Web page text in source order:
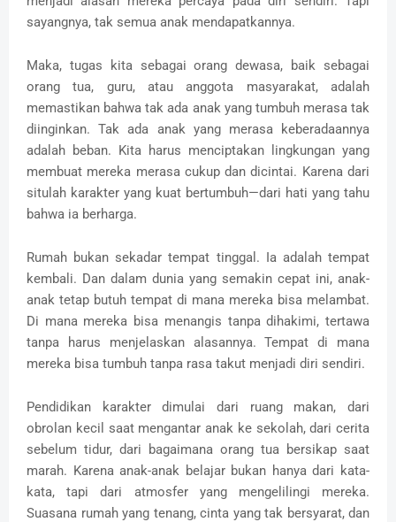
sayangnya, tak semua anak mendapatkannya.
Maka, tugas kita sebagai orang dewasa, baik sebagai
orang tua, guru, atau anggota masyarakat, adalah
memastikan bahwa tak ada anak yang tumbuh merasa tak
diinginkan. Tak ada anak yang merasa keberadaannya
adalah beban. Kita harus menciptakan lingkungan yang
membuat mereka merasa cukup dan dicintai. Karena dari
situlah karakter yang kuat bertumbuh—dari hati yang tahu
bahwa ia berharga.
Rumah bukan sekadar tempat tinggal. Ia adalah tempat
kembali. Dan dalam dunia yang semakin cepat ini, anak-
anak tetap butuh tempat di mana mereka bisa melambat.
Di mana mereka bisa menangis tanpa dihakimi, tertawa
tanpa harus menjelaskan alasannya. Tempat di mana
mereka bisa tumbuh tanpa rasa takut menjadi diri sendiri.
Pendidikan karakter dimulai dari ruang makan, dari
obrolan kecil saat mengantar anak ke sekolah, dari cerita
sebelum tidur, dari bagaimana orang tua bersikap saat
marah. Karena anak-anak belajar bukan hanya dari kata-
kata, tapi dari atmosfer yang mengelilingi mereka.
Suasana rumah yang tenang, cinta yang tak bersyarat, dan